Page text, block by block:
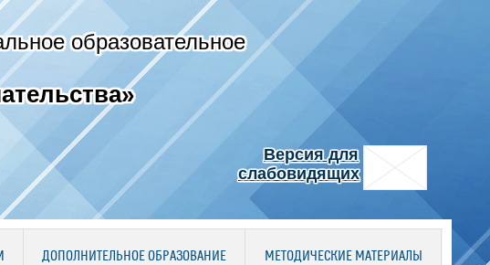
образовательное
Версия для
слабовидящих
ДОПОЛНИТЕЛЬНОЕ ОБРАЗОВАНИЕ МЕТОДИЧЕСКИЕ МАТЕРИАЛЫ